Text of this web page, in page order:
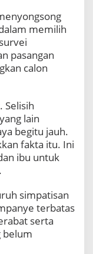
memilih
pasangan
calon
Selisih
lain
begitu jauh.
fakta itu. Ini
ibu untuk
simpatisan
terbatas
serta
belum